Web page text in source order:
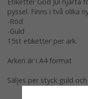
Etiketter God Jul hjärta
pyssel. Finns i två olika
-Röd
-Guld
15st etiketter per ark.
Arken är i A4 format
Säljes per styck guld